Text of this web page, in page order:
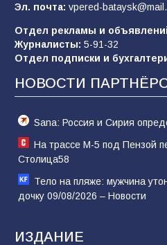
Батайчане вышли в
конкурса «Большая
Эл. почта: vpered-
Отдел рекламы и
Журналисты: 5-91-32
Отдел подписки и
НОВОСТИ
Sana: Россия и Сирия
На трассе М-5 под Пензой
Столица58
Тело на пляже: мужчина
дочку 09/08/2026 – Новости
ИЗДАНИЕ